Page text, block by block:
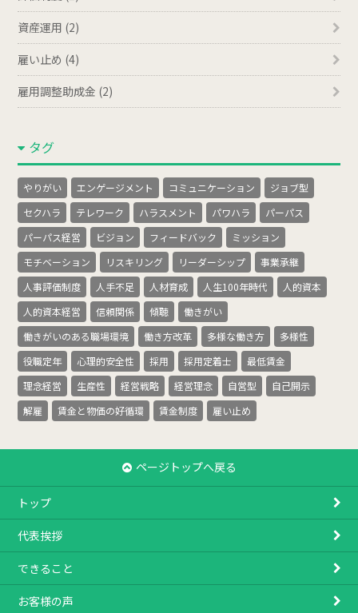
資産運用 (2)
雇い止め (4)
雇用調整助成金 (2)
タグ
やりがい エンゲージメント コミュニケーション
ジョブ型
セクハラ
テレワーク ハラスメント パワハラ
パーパス
パーパス経営
ビジョン フィードバック
ミッション
モチベーション
リスキリング リーダーシップ
事業承継
人事評価制度
人手不足 人材育成 人生100年時代
人的資本
人的資本経営
信頼関係 傾聴
働きがい
働きがいのある職場環境
働き方改革 多様な働き方
多様性
役職定年
心理的安全性 採用 採用定着士
最低賃金
理念経営
生産性 経営戦略 経営理念 自営型
自己開示
解雇
賃金と物価の好循環 賃金制度 雇い止め
ページトップへ戻る
トップ
代表挨拶
できること
お客様の声